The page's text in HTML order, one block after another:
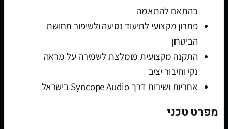
בהתאם להתאמה
פתרון מקצועי לתיעוד נסיעה ולשיפור תחושת
הביטחון
התקנה מקצועית מומלצת לשמירה על מראה
נקי וחיבור יציב
אחריות ושירות דרך Syncope Audio בישראל
מפרט טכני